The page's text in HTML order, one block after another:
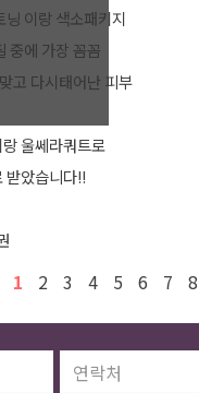
닝 이랑 색소패키지
중에 가장 꼼꼼
고 다시태어난 피부
울쎄라쿼트로
받았습니다!!
1 2 3 4 5 6 7 8